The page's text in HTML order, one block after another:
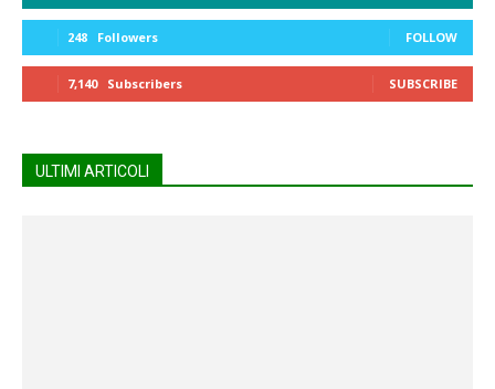
248 Followers FOLLOW
7,140 Subscribers SUBSCRIBE
ULTIMI ARTICOLI